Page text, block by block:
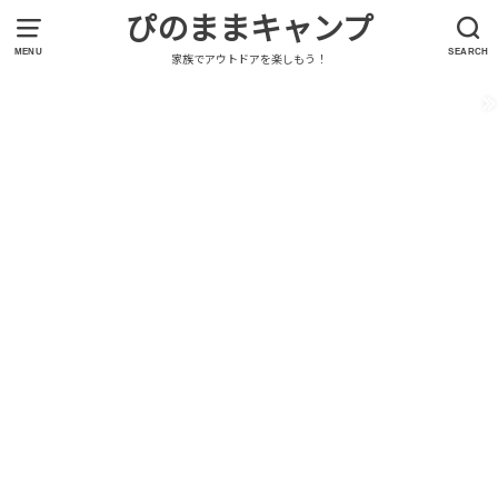
MENU SEARCH
ぴのままキャンプ
家族でアウトドアを楽しもう！